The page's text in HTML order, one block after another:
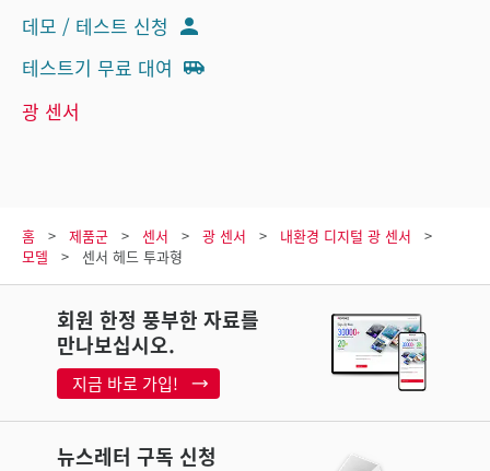
데모 / 테스트 신청
테스트기 무료 대여
광 센서
홈 제품군 센서 광 센서
내환경 디지털 광 센서
모델
센서 헤드 투과형
회원 한정 풍부한 자료를
만나보십시오.
지금 바로 가입!
뉴스레터 구독 신청